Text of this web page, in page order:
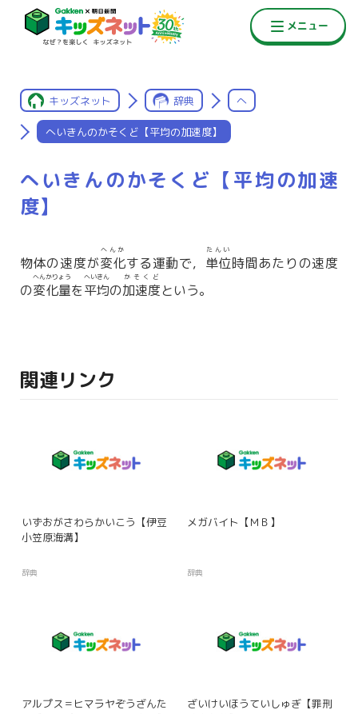
キッズネット 辞典 へ
へいきんのかそくど【平均の加速度】
へいきんのかそくど【平均の加速
度】
物体の速度が変化
へんか
する運動で， 単位
たんい
時間あたりの速度
の変化量
へんかりょう
を平均
へいきん
の加速度
かそくど
という。
関連リンク
いずおがさわらかいこう【伊豆
小笠原海溝】
辞典
メガバイト【ＭＢ】
辞典
アルプス＝ヒマラヤぞうざんた
ざいけいほうていしゅぎ【罪刑